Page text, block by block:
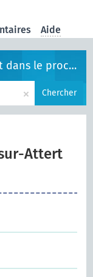
Aide
législatif
× Chercher
Attert